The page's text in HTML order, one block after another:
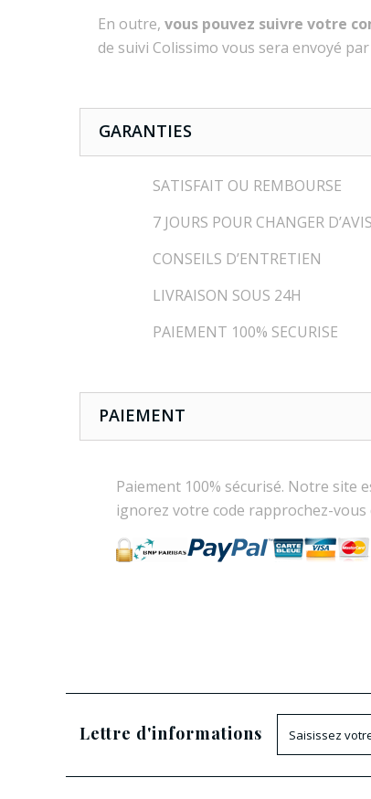
En outre, vous pouvez suivre votre
de suivi Colissimo vous sera envoyé
GARANTIES
SATISFAIT OU REMBOURSE
7 JOURS POUR CHANGER D’AVIS
CONSEILS D’ENTRETIEN
LIVRAISON SOUS 24H
PAIEMENT 100% SECURISE
PAIEMENT
Paiement 100% sécurisé. Notre site
ignorez votre code rapprochez-vous
Lettre d'informations